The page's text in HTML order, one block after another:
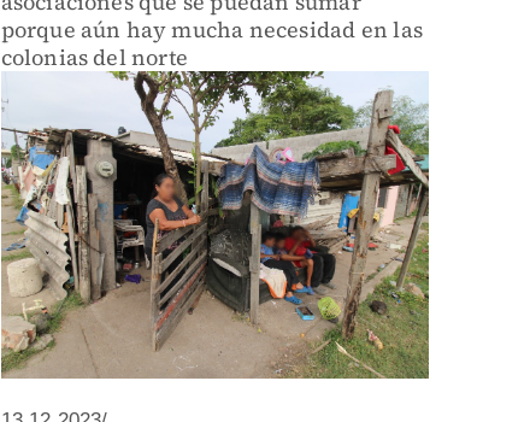
porque aún hay mucha necesidad en las
colonias del norte